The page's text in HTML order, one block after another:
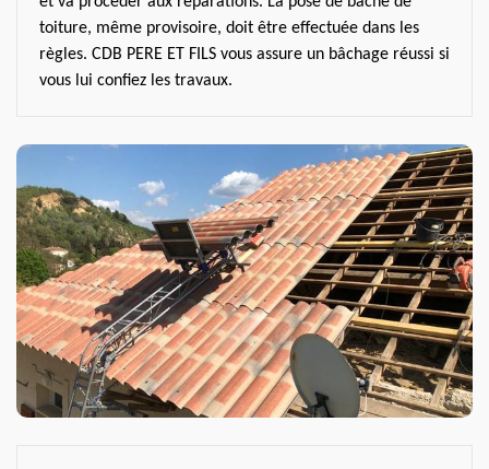
toiture, même provisoire, doit être effectuée dans les
règles. CDB PERE ET FILS vous assure un bâchage réussi si
vous lui confiez les travaux.